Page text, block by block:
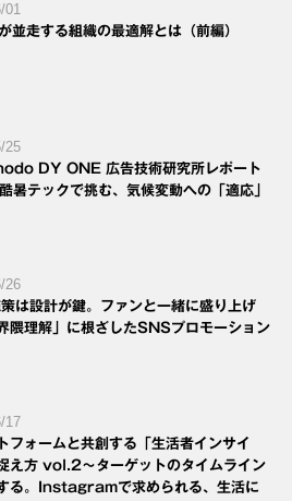
01
並走する組織の最適解とは（前編）
25
DY ONE 広告技術研究所レポート
暑テックで挑む、気候変動への「適応」
26
は設計が鍵。ファンと一緒に盛り上げ
隈理解」に根ざしたSNSプロモーション
17
フォームと共創する「生活者インサイ
え方 vol.2～ターゲットのタイムライン
る。Instagramで求められる、生活に